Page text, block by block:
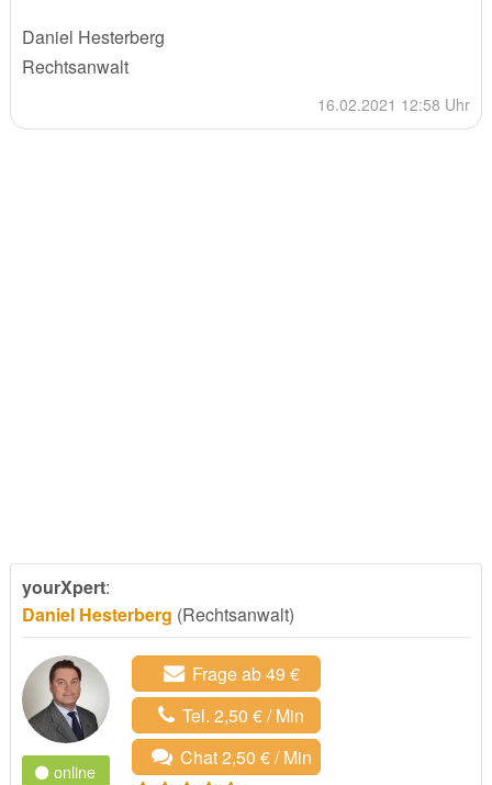
Daniel Hesterberg
Rechtsanwalt
16.02.2021 12:58 Uhr
yourXpert:
Daniel Hesterberg (Rechtsanwalt)
online
Frage ab 49 €
Tel. 2,50 € / Min
Chat 2,50 € / Min